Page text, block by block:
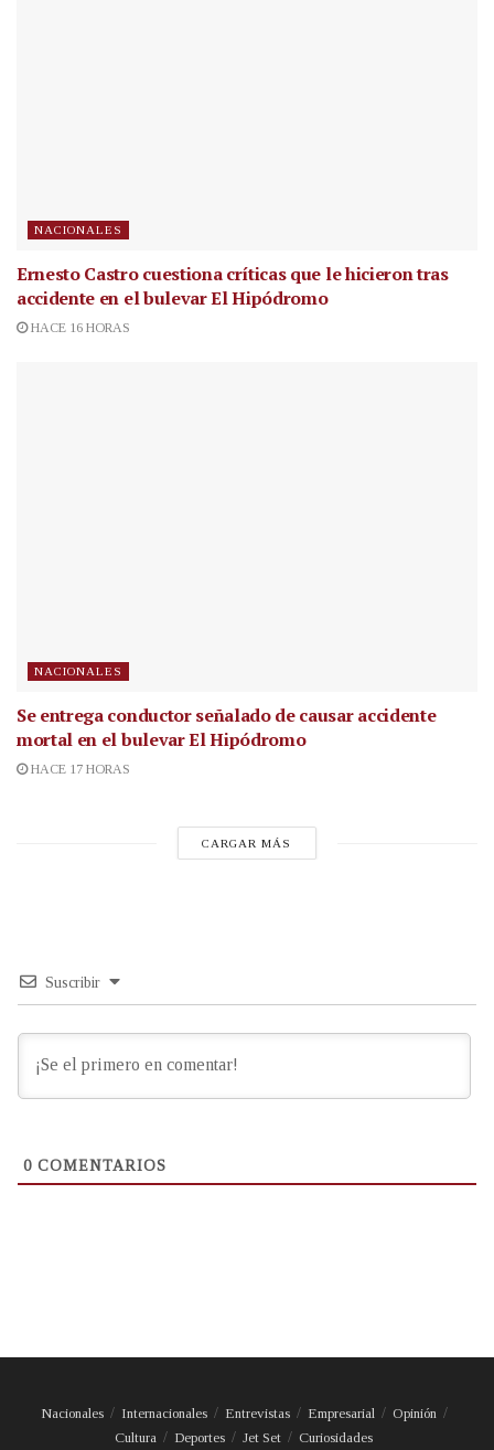
NACIONALES
Ernesto Castro cuestiona críticas que le hicieron tras
accidente en el bulevar El Hipódromo
HACE 16 HORAS
NACIONALES
Se entrega conductor señalado de causar accidente
mortal en el bulevar El Hipódromo
HACE 17 HORAS
CARGAR MÁS
Suscribir
0 COMENTARIOS
Nacionales Internacionales Entrevistas Empresarial
Opinión
Cultura
Deportes Jet Set Curiosidades